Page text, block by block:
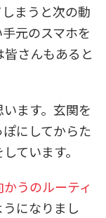
まうと次の動
元のスマホを
さんもあると
ます。玄関を
にしてからた
ています。
うのルーティ
になりまし